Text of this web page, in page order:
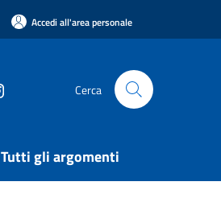
Accedi all'area personale
Cerca
Tutti gli argomenti